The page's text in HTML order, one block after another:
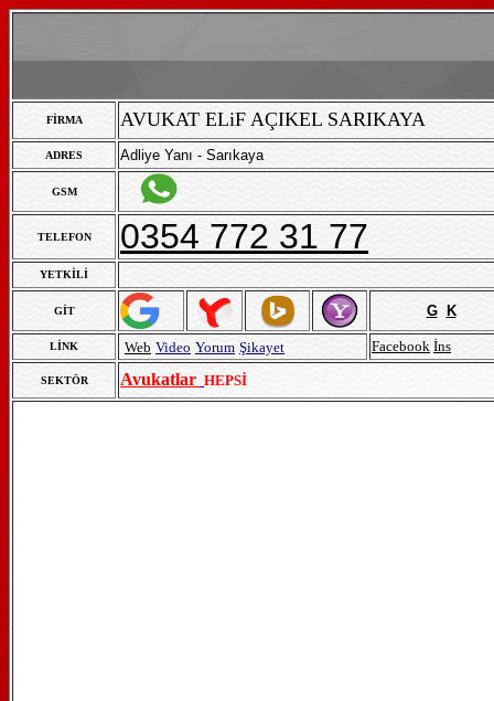
FİRMA AVUKAT ELiF AÇIKEL SARIKAYA
ADRES Adliye Yanı - Sarıkaya
GSM
TELEFON 0354 772 31 77
YETKİLİ
GİT G K
LİNK Web Video Yorum Şikayet Facebook İns
SEKTÖR Avukatlar HEPSİ